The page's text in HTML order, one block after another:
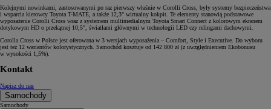
Kolejnymi nowinkami, zastosowanymi po raz pierwszy właśnie w Corolli Cross, były systemy bezpieczeństwa
i wsparcia kierowcy Toyota T-MATE, a także 12,3" wirtualny kokpit. Te elementy stanowią podstawowe
wyposażenie Corolli Cross wraz z systemem multimedialnym Toyota Smart Connect z kolorowym ekranem
dotykowym HD o przekątnej 10,5", światłami głównymi w technologii LED czy relingami dachowymi.
Corolla Cross w Polsce jest oferowana w 3 wersjach wyposażenia – Comfort, Style i Executive. Do wyboru
jest też 12 wariantów kolorystycznych. Samochód kosztuje od 142 800 zł (z uwzględnieniem Ekobonusu
w wysokości 1,5%).
Kontakt
Napisz do nas
Samochody
Samochody